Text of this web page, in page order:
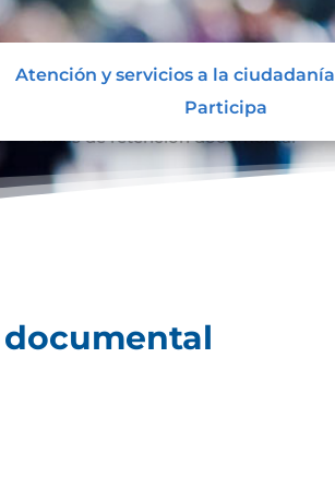
Atención y servicios a la ciudadanía
Participa